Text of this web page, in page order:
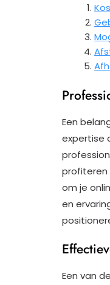
Een
expertise
profiteren
om je
en
Een van